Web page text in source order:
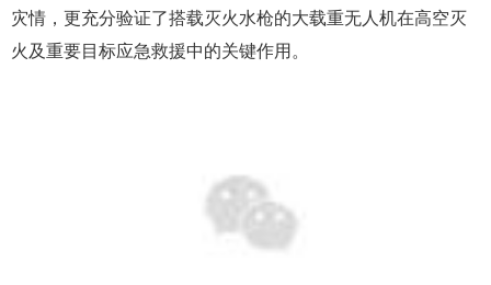
灾情，更充分验证了搭载灭火水枪的大载重无人机在高空灭
火及重要目标应急救援中的关键作用。